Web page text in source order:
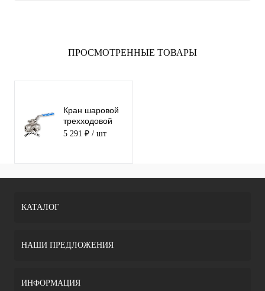
ПРОСМОТРЕННЫЕ ТОВАРЫ
Кран шаровой
трехходовой
GENEBRE 2040
5 291 ₽ / шт
КАТАЛОГ
НАШИ ПРЕДЛОЖЕНИЯ
ИНФОРМАЦИЯ